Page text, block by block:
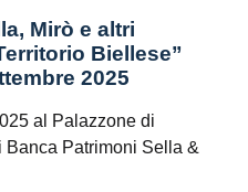
Mirò e altri
Biellese”
2025
al Palazzone di
Patrimoni Sella &